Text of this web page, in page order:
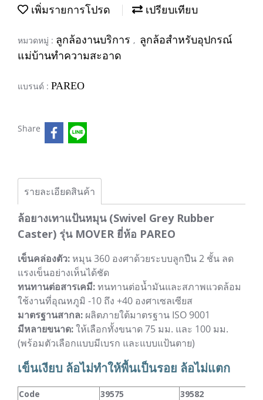
เพิ่มรายการโปรด เปรียบเทียบ
หมวดหมู่ : ลูกล้องานบริการ , ลูกล้อสำหรับอุปกรณ์
แม่บ้านทำความสะอาด
แบรนด์ : PAREO
Share
รายละเอียดสินค้า
ล้อยางเทาแป้นหมุน (Swivel Grey Rubber
Caster) รุ่น MOVER ยี่ห้อ PAREO
เข็นคล่องตัว: หมุน 360 องศาด้วยระบบลูกปืน 2 ชั้น ลด
แรงเข็นอย่างเห็นได้ชัด
ทนทานต่อสารเคมี:ทนทานต่อน้ำมันและสภาพแวดล้อม
ใช้งานที่อุณหภูมิ -10 ถึง +40 องศาเซลเซียส
มาตรฐานสากล: ผลิตภายใต้มาตรฐาน ISO 9001
มีหลายขนาด:ให้เลือกทั้งขนาด 75 มม. และ 100 มม.
(พร้อมตัวเลือกแบบมีเบรก และแบบแป้นตาย)
เข็นเงียบ ล้อไม่ทำให้พื้นเป็นรอย ล้อไม่แตก
Code 39575
39582